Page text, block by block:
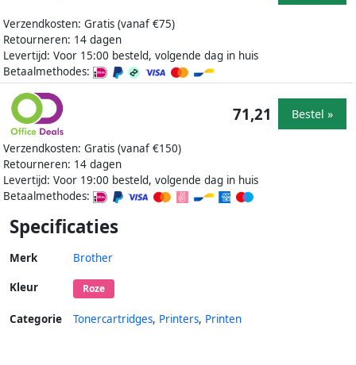
Verzendkosten: Gratis (vanaf €75)
Retourneren: 14 dagen
Levertijd: Voor 15:00 besteld, volgende dag in huis
Betaalmethodes:
Verzendkosten: Gratis (vanaf €150)
Retourneren: 14 dagen
Levertijd: Voor 19:00 besteld, volgende dag in huis
Betaalmethodes:
71,21 Bestel »
Specificaties
Merk Brother
Kleur Roze
Categorie Tonercartridges, Printers, Printen